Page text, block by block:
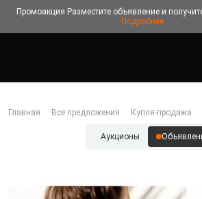
Промоакция Разместите объявление и
Подробнее
Главная Все предложения Купля-продажа
Аукционы